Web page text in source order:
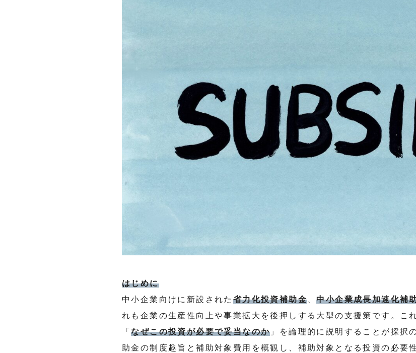
はじめに
中小企業向けに新設された 省力化投資補助金 、中小企業成長加速化補
れも企業の生産性向上や事業拡大を後押しする大型の支援策です。こ
「なぜこの投資が必要で妥当なのか 」を論理的に説明することが採択
助金の制度趣旨と補助対象費用を概観し、補助対象となる投資の必要